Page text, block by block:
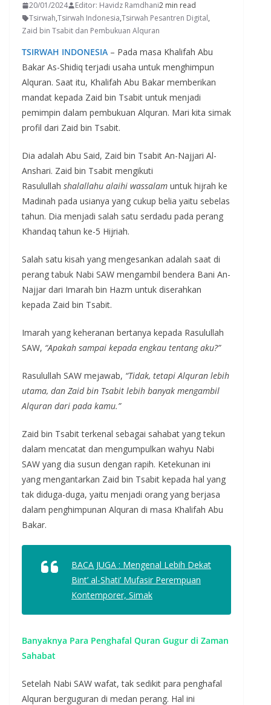
20/01/2024 Editor: Havidz Ramdhani2 min read
Tsirwah,Tsirwah Indonesia,Tsirwah Pesantren Digital,
Zaid bin Tsabit dan Pembukuan Alquran
TSIRWAH INDONESIA – Pada masa Khalifah Abu
Bakar As-Shidiq terjadi usaha untuk menghimpun
Alquran. Saat itu, Khalifah Abu Bakar memberikan
mandat kepada Zaid bin Tsabit untuk menjadi
pemimpin dalam pembukuan Alquran. Mari kita simak
profil dari Zaid bin Tsabit.
Dia adalah Abu Said, Zaid bin Tsabit An-Najjari Al-
Anshari. Zaid bin Tsabit mengikuti
Rasulullah shalallahu alaihi wassalam untuk hijrah ke
Madinah pada usianya yang cukup belia yaitu sebelas
tahun. Dia menjadi salah satu serdadu pada perang
Khandaq tahun ke-5 Hijriah.
Salah satu kisah yang mengesankan adalah saat di
perang tabuk Nabi SAW mengambil bendera Bani An-
Najjar dari Imarah bin Hazm untuk diserahkan
kepada Zaid bin Tsabit.
Imarah yang keheranan bertanya kepada Rasulullah
SAW, “Apakah sampai kepada engkau tentang aku?”
Rasulullah SAW mejawab, “Tidak, tetapi Alquran lebih
utama, dan Zaid bin Tsabit lebih banyak mengambil
Alquran dari pada kamu.”
Zaid bin Tsabit terkenal sebagai sahabat yang tekun
dalam mencatat dan mengumpulkan wahyu Nabi
SAW yang dia susun dengan rapih. Ketekunan ini
yang mengantarkan Zaid bin Tsabit kepada hal yang
tak diduga-duga, yaitu menjadi orang yang berjasa
dalam penghimpunan Alquran di masa Khalifah Abu
Bakar.
BACA JUGA : Mengenal Lebih Dekat
Bint’ al-Shati’ Mufasir Perempuan
Kontemporer, Simak
Banyaknya Para Penghafal Quran Gugur di Zaman
Sahabat
Setelah Nabi SAW wafat, tak sedikit para penghafal
Alquran berguguran di medan perang. Hal ini